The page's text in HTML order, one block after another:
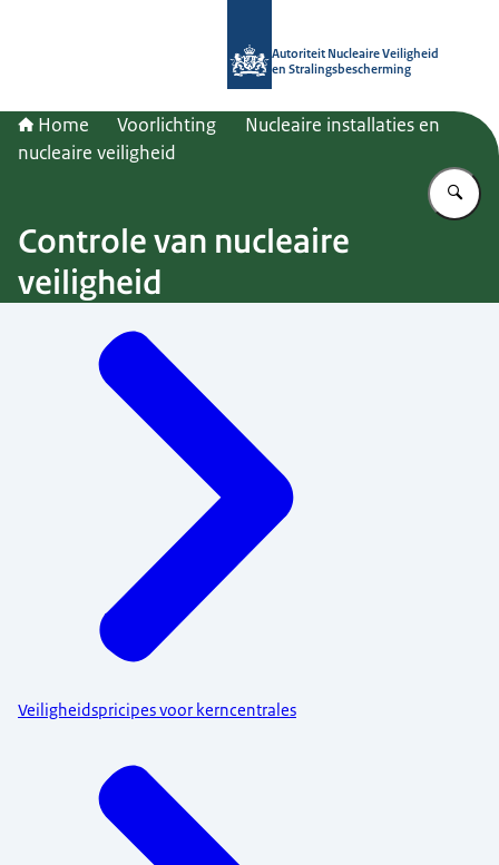
Autoriteit Nucleaire Veiligheid
en Stralingsbescherming
Home Voorlichting
Nucleaire installaties en
nucleaire veiligheid
Controle van nucleaire
veiligheid
Veiligheidspricipes voor kerncentrales